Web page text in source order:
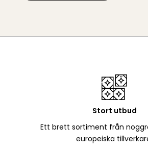
Stort utbud
Ett brett sortiment från
europeiska